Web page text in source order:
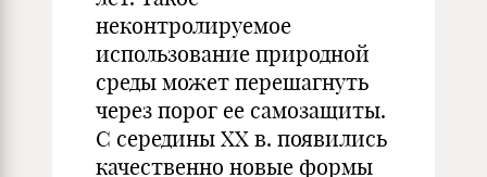
неконтролируемое
использование природной
среды может перешагнуть
через порог ее самозащиты.
С середины XX в. появились
качественно новые формы